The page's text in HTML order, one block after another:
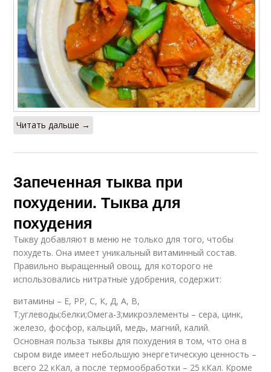
Читать дальше →
Запеченная тыква при
похудении. Тыква для
похудения
Тыкву добавляют в меню не только для того, чтобы
похудеть. Она имеет уникальный витаминный состав.
Правильно выращенный овощ, для которого не
использовались нитратные удобрения, содержит:
витамины – Е, РР, С, К, Д, А, В,
Т;углеводы;белки;Омега-3;микроэлементы – сера, цинк,
железо, фосфор, кальций, медь, магний, калий.
Основная польза тыквы для похудения в том, что она в
сыром виде имеет небольшую энергетическую ценность –
всего 22 кКал, а после термообработки – 25 кКал. Кроме